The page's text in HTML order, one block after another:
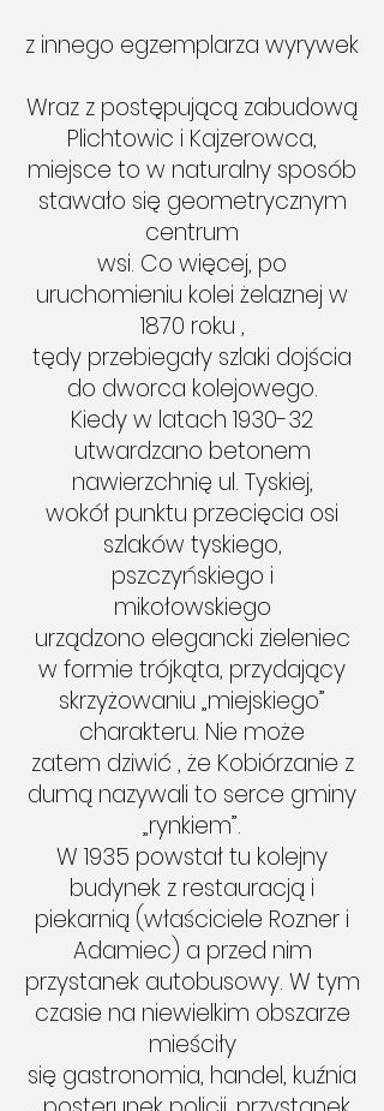
z innego egzemplarza wyrywek
Wraz z postępującą zabudową
Plichtowic i Kajzerowca,
miejsce to w naturalny sposób
stawało się geometrycznym
centrum
wsi. Co więcej, po
uruchomieniu kolei żelaznej w
1870 roku ,
tędy przebiegały szlaki dojścia
do dworca kolejowego.
Kiedy w latach 1930-32
utwardzano betonem
nawierzchnię ul. Tyskiej,
wokół punktu przecięcia osi
szlaków tyskiego,
pszczyńskiego i
mikołowskiego
urządzono elegancki zieleniec
w formie trójkąta, przydający
skrzyżowaniu „miejskiego”
charakteru. Nie może
zatem dziwić , że Kobiórzanie z
dumą nazywali to serce gminy
„rynkiem”.
W 1935 powstał tu kolejny
budynek z restauracją i
piekarnią (właściciele Rozner i
Adamiec) a przed nim
przystanek autobusowy. W tym
czasie na niewielkim obszarze
mieściły
się gastronomia, handel, kuźnia